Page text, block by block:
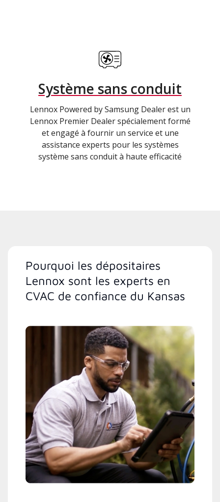
Système sans conduit
Lennox Powered by Samsung Dealer est un
Lennox Premier Dealer spécialement formé
et engagé à fournir un service et une
assistance experts pour les systèmes
système sans conduit à haute efficacité
Pourquoi les dépositaires
Lennox sont les experts en
CVAC de confiance du Kansas